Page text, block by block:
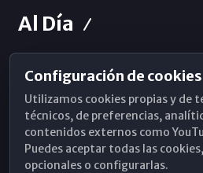
Al Día
Horarios de Misa
Hemeroteca
WhatsApp
Configuración de cookies
Utilizamos cookies propias y de
técnicos, de preferencias,
contenidos externos como
Puedes aceptar todas las
opcionales o configurarlas.